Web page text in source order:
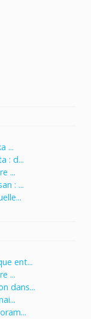
...
: d...
...
: ...
ent...
...
dans...